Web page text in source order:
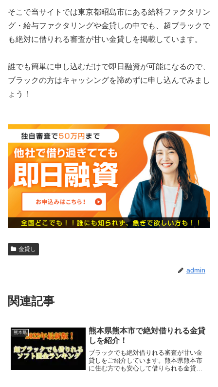
そこで当サイトでは東京都昭島市にある給料ファクタリン
グ・給与ファクタリングや金貸しの中でも、超ブラックで
も絶対に借りれる審査が甘い金貸しを掲載しています。
誰でも簡単に申し込むだけで即日融資が可能になるので、
ブラックの方はキャッシングを諦めずに申し込んでみまし
ょう！
金貸し
admin
関連記事
熊本県
熊本県熊本市で絶対借りれる金貸
しを紹介！
ブラックでも絶対借りれる審査が甘い金
貸しをご紹介しています。熊本県熊本市
に住む方でも安心して借りられる金貸し